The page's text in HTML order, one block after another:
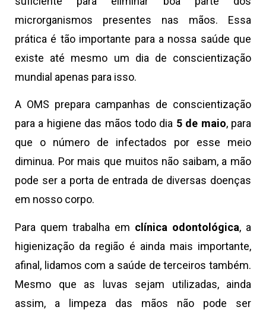
microrganismos presentes nas mãos. Essa
prática é tão importante para a nossa saúde que
existe até mesmo um dia de conscientização
mundial apenas para isso.
A OMS prepara campanhas de conscientização
para a higiene das mãos todo dia 5 de maio, para
que o número de infectados por esse meio
diminua. Por mais que muitos não saibam, a mão
pode ser a porta de entrada de diversas doenças
em nosso corpo.
Para quem trabalha em clínica odontológica, a
higienização da região é ainda mais importante,
afinal, lidamos com a saúde de terceiros também.
Mesmo que as luvas sejam utilizadas, ainda
assim, a limpeza das mãos não pode ser